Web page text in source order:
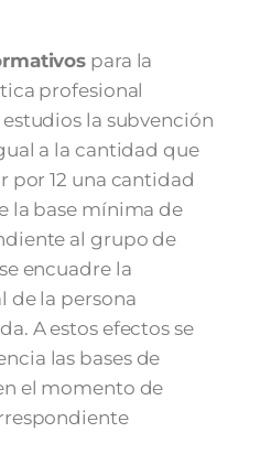
para la
profesional
la subvención
a la cantidad que
por 12 una cantidad
la base mínima de
al grupo de
encuadre la
de la persona
A estos efectos se
las bases de
el momento de